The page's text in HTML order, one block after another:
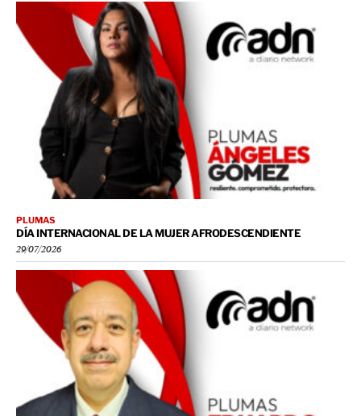
PLUMAS
DÍA INTERNACIONAL DE LA MUJER AFRODESCENDIENTE
29/07/2026